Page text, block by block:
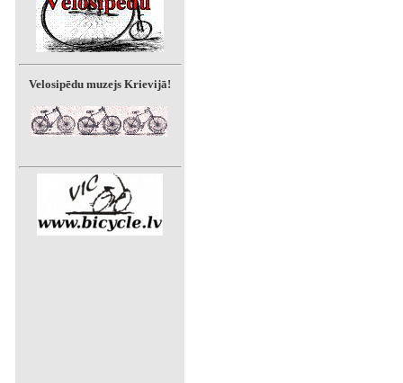
Velosipēdu muzejs Krievijā!